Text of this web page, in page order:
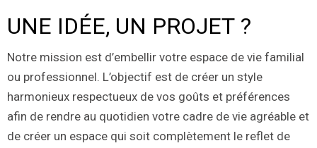
UNE IDÉE, UN PROJET ?
Notre mission est d’embellir votre espace de vie familial
ou professionnel. L’objectif est de créer un style
harmonieux respectueux de vos goûts et préférences
afin de rendre au quotidien votre cadre de vie agréable et
de créer un espace qui soit complètement le reflet de